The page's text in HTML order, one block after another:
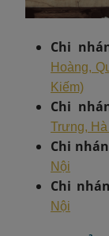
Chi
Hoàng,
Kiếm)
Chi
Trưng,
Chi
Nội
Chi
Nội